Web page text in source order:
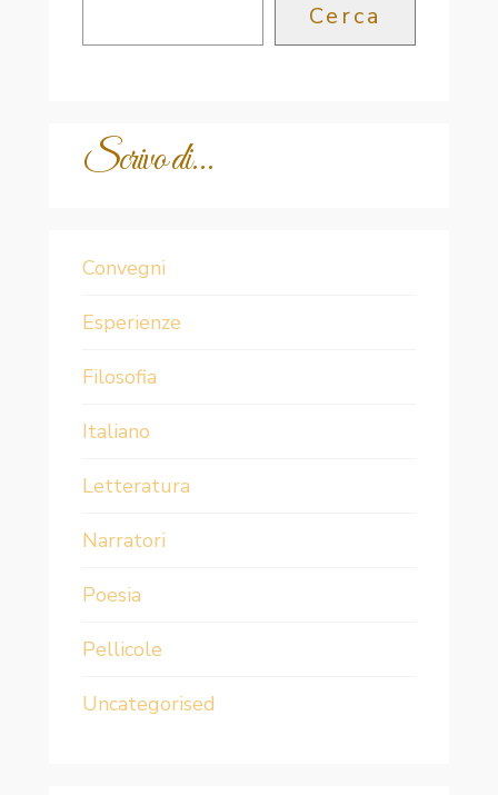
Cerca
Scrivo di...
Convegni
Esperienze
Filosofia
Italiano
Letteratura
Narratori
Poesia
Pellicole
Uncategorised